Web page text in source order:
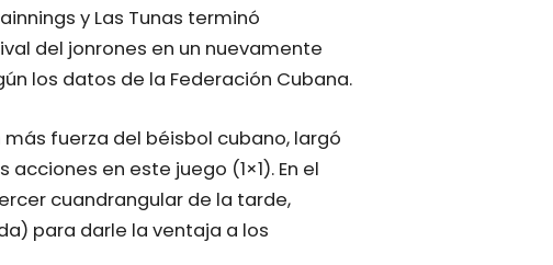
y Las Tunas terminó
del jonrones en un nuevamente
los datos de la Federación Cubana.
fuerza del béisbol cubano, largó
en este juego (1×1). En el
cuandrangular de la tarde,
para darle la ventaja a los